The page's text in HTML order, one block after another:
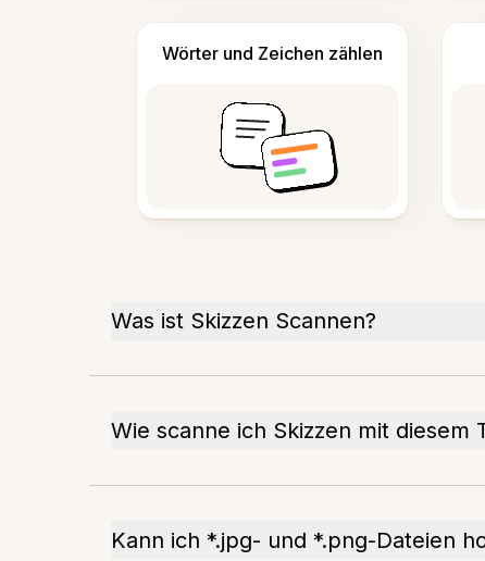
Wörter und Zeichen zählen
Was ist Skizzen Scannen?
Wie scanne ich Skizzen mit diesem
Kann ich *.jpg- und *.png-Dateien